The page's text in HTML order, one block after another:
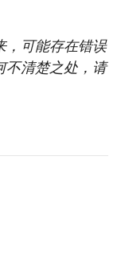
，可能存在错误
不清楚之处，请